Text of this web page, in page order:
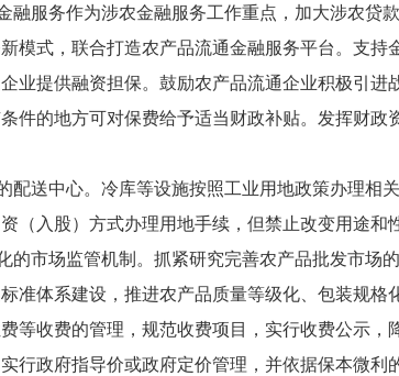
服务作为涉农金融服务工作重点，加大涉农贷款
模式，联合打造农产品流通金融服务平台。支持
业提供融资担保。鼓励农产品流通企业积极引进
件的地方可对保费给予适当财政补贴。发挥财政
送中心。冷库等设施按照工业用地政策办理相关
入股）方式办理用地手续，但禁止改变用途和
市场监管机制。抓紧研究完善农产品批发市场
准体系建设，推进农产品质量等级化、包装规格
等收费的管理，规范收费项目，实行收费公示，
行政府指导价或政府定价管理，并依据保本微利